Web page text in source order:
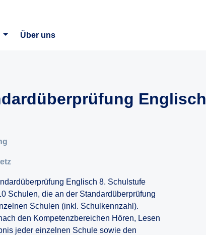
Über uns
Englisch
Englisch 8. Schulstufe
Schulen, die an der Standardüberprüfung
Schulen (inkl. Schulkennzahl).
den Kompetenzbereichen Hören, Lesen
jeder einzelnen Schule sowie den